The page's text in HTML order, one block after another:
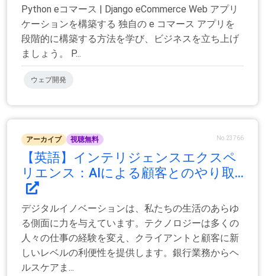
Python eコマース | Django eCommerce Web アプリ
ケーションを構築する 独自の e コマース アプリを
段階的に構築する方法を学び、ビジネスを立ち上げ
ましょう。 P...
ウェブ開発
アーカイブ 視聴無料 No.23766
【英語】インテリジェンスエクスペ
リエンス：AIによる顧客とのやり取...
デジタルイノベーションは、私たちの生活のあらゆ
る側面に力を与えています。テクノロジーは多くの
人々の仕事の経験を変え、クライアントと顧客に新
しいレベルの利便性を提供します。銀行業務からヘ
ルスケアま...